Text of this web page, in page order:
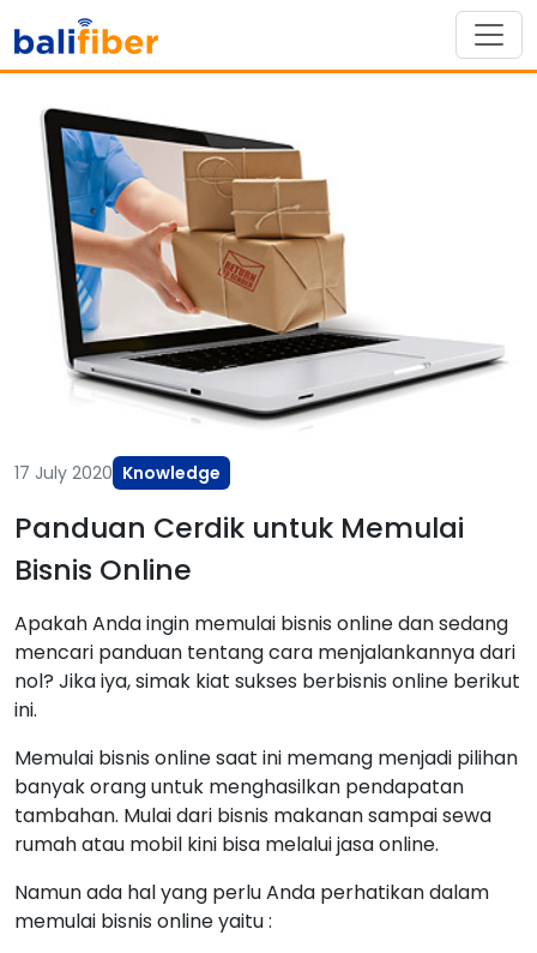
17 July 2020 Knowledge
Panduan Cerdik untuk Memulai
Bisnis Online
Apakah Anda ingin memulai bisnis online dan sedang
mencari panduan tentang cara menjalankannya dari
nol? Jika iya, simak kiat sukses berbisnis online berikut
ini.
Memulai bisnis online saat ini memang menjadi pilihan
banyak orang untuk menghasilkan pendapatan
tambahan. Mulai dari bisnis makanan sampai sewa
rumah atau mobil kini bisa melalui jasa online.
Namun ada hal yang perlu Anda perhatikan dalam
memulai bisnis online yaitu :